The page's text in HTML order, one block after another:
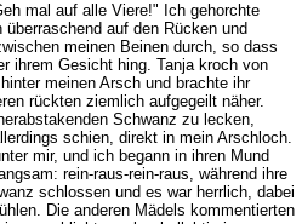
mal auf alle Viere!" Ich gehorchte
auf den Rücken und
meinen Beinen durch, so dass
ihrem Gesicht hing. Tanja kroch von
meinen Arsch und brachte ihr
rückten ziemlich aufgegeilt näher.
Schwanz zu lecken,
schien, direkt in mein Arschloch.
mir, und ich begann in ihren Mund
rein-raus-rein-raus, während ihre
schlossen und es war herrlich, dabei
Die anderen Mädels kommentierten